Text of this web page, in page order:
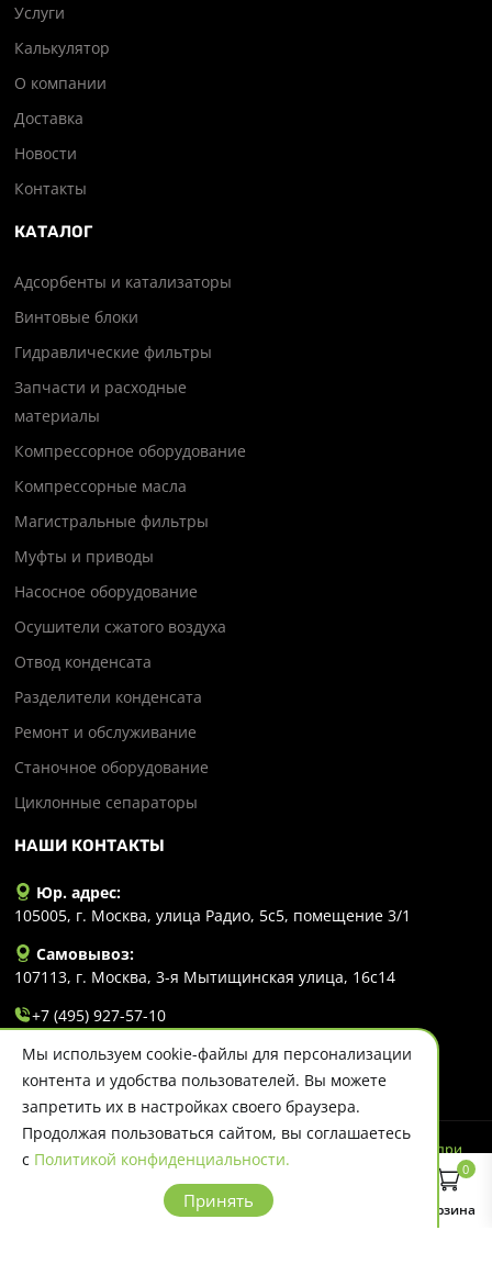
Каталог Корзина
0
Услуги
Калькулятор
О компании
Доставка
Новости
Контакты
КАТАЛОГ
Адсорбенты и катализаторы
Винтовые блоки
Гидравлические фильтры
Запчасти и расходные
материалы
Компрессорное оборудование
Компрессорные масла
Магистральные фильтры
Муфты и приводы
Насосное оборудование
Осушители сжатого воздуха
Отвод конденсата
Разделители конденсата
Ремонт и обслуживание
Станочное оборудование
Циклонные сепараторы
НАШИ КОНТАКТЫ
Юр. адрес:
105005, г. Москва, улица Радио, 5с5, помещение 3/1
Самовывоз:
107113, г. Москва, 3-я Мытищинская улица, 16с14
+7 (495) 927-57-10
info@evlart.ru
© 2026 Evlart. Сайт несет информационный характер и ни при
каких обстоятельствах не является публичной офертой.
Политика конфиденциальности
Мы используем cookie-файлы для персонализации
контента и удобства пользователей. Вы можете
запретить их в настройках своего браузера.
Продолжая пользоваться сайтом, вы соглашаетесь
с Политикой конфиденциальности.
Принять